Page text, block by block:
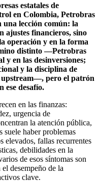
estatales de
en Colombia, Petrobras
lección común: la
ajustes financieros, sino
operación y en la forma
distinto —Petrobras
y en las desinversiones;
y la disciplina de
upstream—, pero el patrón
ese desafío.
en las finanzas:
urgencia de
la atención pública,
suele haber problemas
elevados, fallas recurrentes
debilidades en la
de esos síntomas son
desempeño de la
clave.